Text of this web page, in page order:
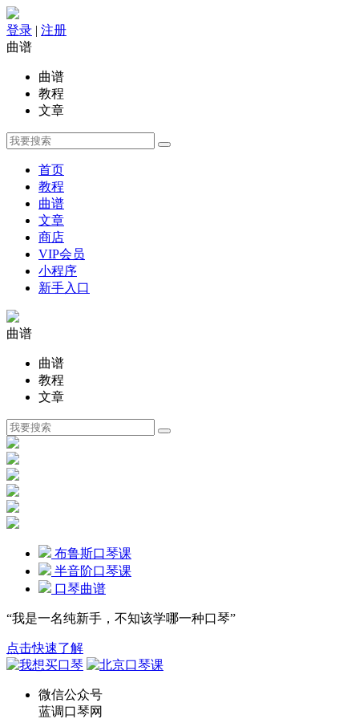
登录 | 注册
曲谱
曲谱
教程
文章
首页
教程
曲谱
文章
商店
VIP会员
小程序
新手入口
曲谱
曲谱
教程
文章
布鲁斯口琴课
半音阶口琴课
口琴曲谱
“我是一名纯新手，不知该学哪一种口琴”
点击快速了解
微信公众号
蓝调口琴网